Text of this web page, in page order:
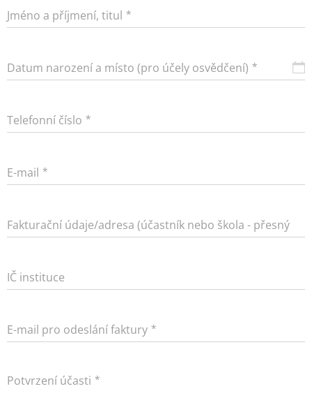
Jméno a příjmení, titul
Datum narození a místo (pro účely osvědčení)
Telefonní číslo
E-mail
Fakturační údaje/adresa (účastník nebo škola - přesný
název)
IČ instituce
E-mail pro odeslání faktury
Potvrzení účasti